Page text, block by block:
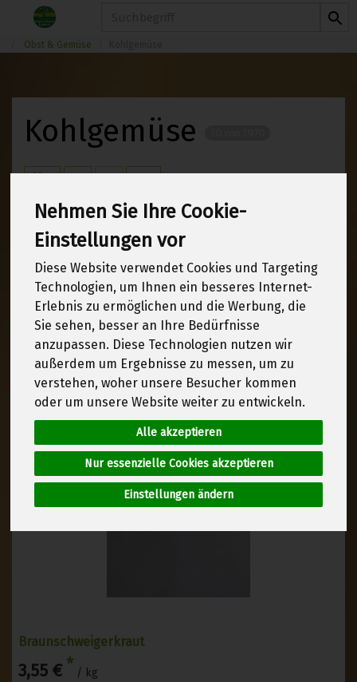
Nehmen Sie Ihre Cookie-
Einstellungen vor
Diese Website verwendet Cookies und Targeting
Technologien, um Ihnen ein besseres Internet-
Erlebnis zu ermöglichen und die Werbung, die
Sie sehen, besser an Ihre Bedürfnisse
anzupassen. Diese Technologien nutzen wir
außerdem um Ergebnisse zu messen, um zu
verstehen, woher unsere Besucher kommen
oder um unsere Website weiter zu entwickeln.
Alle akzeptieren
Nur essenzielle Cookies akzeptieren
Einstellungen ändern
Obst & Gemüse
Kohlgemüse
Braunschweigerkraut
3,55 € * / kg